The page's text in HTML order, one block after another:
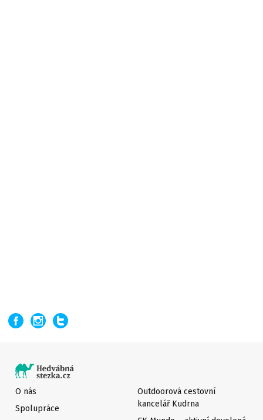
O nás
Spolupráce
Outdoorová cestovní
kancelář Kudrna